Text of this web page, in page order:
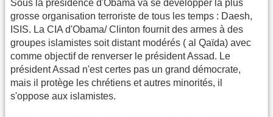
Sous la présidence d'Obama va se développer la plus
grosse organisation terroriste de tous les temps : Daesh,
ISIS. La CIA d'Obama/ Clinton fournit des armes à des
groupes islamistes soit distant modérés ( al Qaïda) avec
comme objectif de renverser le président Assad. Le
président Assad n'est certes pas un grand démocrate,
mais il protège les chrétiens et autres minorités, il
s'oppose aux islamistes.